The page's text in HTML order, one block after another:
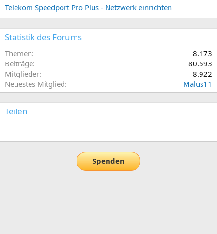
Telekom Speedport Pro Plus - Netzwerk einrichten
Statistik des Forums
Themen
8.173
Beiträge
80.593
Mitglieder
8.922
Neuestes Mitglied
Malus11
Teilen
Spenden